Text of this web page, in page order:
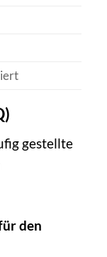
gestellte
den